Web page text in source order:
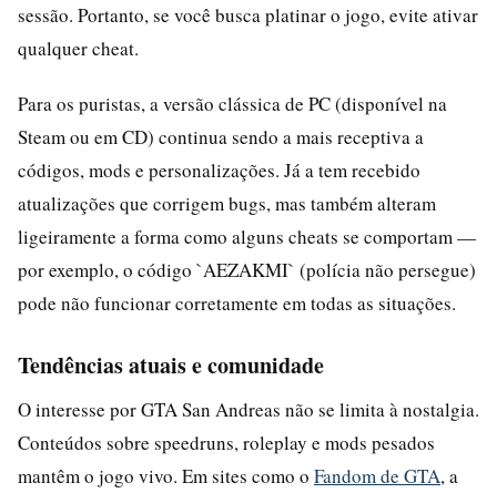
sessão. Portanto, se você busca platinar o jogo, evite ativar
qualquer cheat.
Para os puristas, a versão clássica de PC (disponível na
Steam ou em CD) continua sendo a mais receptiva a
códigos, mods e personalizações. Já a tem recebido
atualizações que corrigem bugs, mas também alteram
ligeiramente a forma como alguns cheats se comportam —
por exemplo, o código `AEZAKMI` (polícia não persegue)
pode não funcionar corretamente em todas as situações.
Tendências atuais e comunidade
O interesse por GTA San Andreas não se limita à nostalgia.
Conteúdos sobre speedruns, roleplay e mods pesados
mantêm o jogo vivo. Em sites como o Fandom de GTA, a